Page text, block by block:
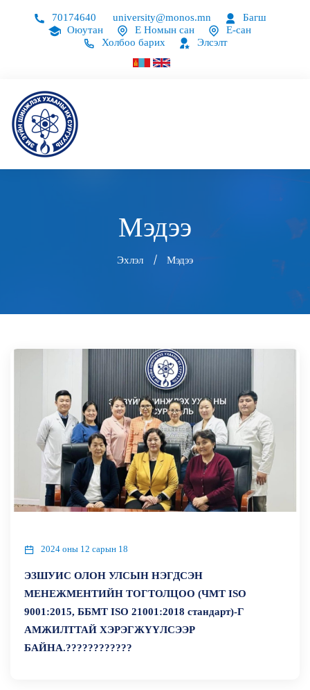
70174640 university@monos.mn
Багш
Оюутан
Е Номын сан
Е-сан
Холбоо барих
Элсэлт
Мэдээ
Эхлэл Мэдээ
2024 оны 12 сарын 18
ЭЗШУИС ОЛОН УЛСЫН НЭГДСЭН
МЕНЕЖМЕНТИЙН ТОГТОЛЦОО (ЧМТ ISO
9001:2015, ББМТ ISO 21001:2018 стандарт)-Г
АМЖИЛТТАЙ ХЭРЭГЖҮҮЛСЭЭР
БАЙНА.????????????